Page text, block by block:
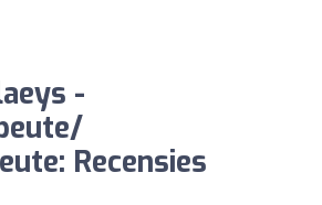
-
Recensies